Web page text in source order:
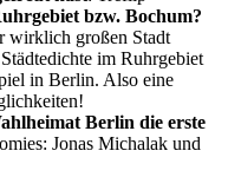
bzw. Bochum?
wirklich großen Stadt
im Ruhrgebiet
in Berlin. Also eine
Berlin die erste
Jonas Michalak und